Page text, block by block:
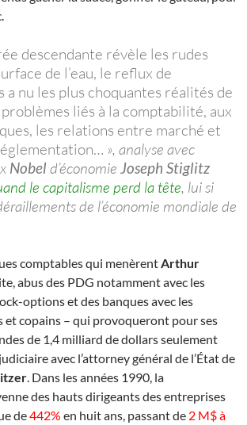
descendante révèle les rudes
de l’eau, le reflux de
a nu les plus choquantes réalités de
problèmes liés à la comptabilité, aux
les relations entre marché et
», analyse avec
Nobel d’économie Joseph Stiglitz
le capitalisme perd la tête, lui si
de l’économie mondiale de
comptables qui menèrentArthur
abus des PDG notamment avec les
options et des banques avec les
et copains – qui provoqueront pour ses
de 1,4 milliard de dollars seulement
avec l’attorney général de l’État de
. Dans les années 1990, la
des hauts dirigeants des entreprises
de442% en huit ans, passant de 2 M$ à